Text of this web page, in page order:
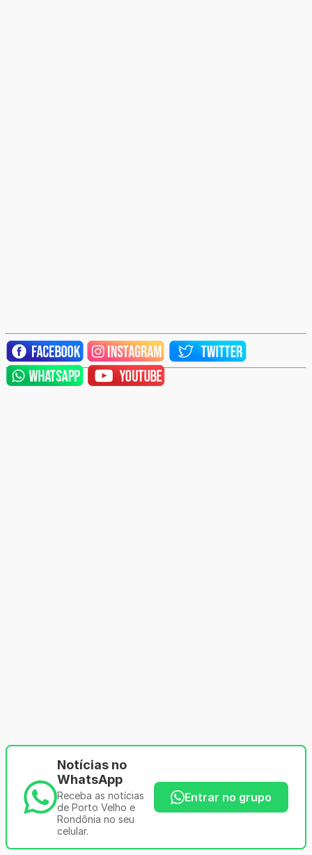
Notícias no
WhatsApp
Receba as notícias
de Porto Velho e
Rondônia no seu
celular.
Entrar no grupo